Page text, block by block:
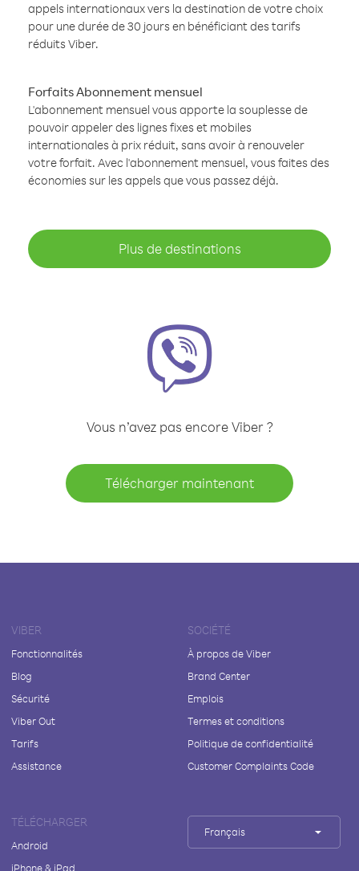
appels internationaux vers la destination de votre choix
pour une durée de 30 jours en bénéficiant des tarifs
réduits Viber.
Forfaits Abonnement mensuel
L'abonnement mensuel vous apporte la souplesse de
pouvoir appeler des lignes fixes et mobiles
internationales à prix réduit, sans avoir à renouveler
votre forfait. Avec l'abonnement mensuel, vous faites des
économies sur les appels que vous passez déjà.
Plus de destinations
Vous n’avez pas encore Viber ?
Télécharger maintenant
VIBER
Fonctionnalités
Blog
Sécurité
Viber Out
Tarifs
Assistance
SOCIÉTÉ
À propos de Viber
Brand Center
Emplois
Termes et conditions
Politique de confidentialité
Customer Complaints Code
TÉLÉCHARGER
Android
iPhone & iPad
Français